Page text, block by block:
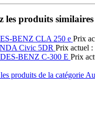
les produits similaires
Prix
Prix actuel :
Prix
produits de la catégorie